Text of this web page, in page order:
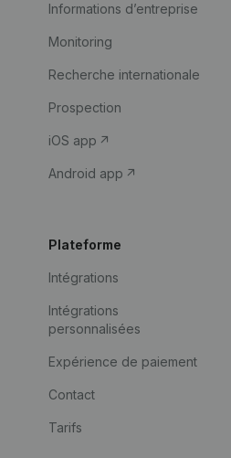
Informations d’entreprise
Monitoring
Recherche internationale
Prospection
iOS app
Android app
Plateforme
Intégrations
Intégrations
personnalisées
Expérience de paiement
Contact
Tarifs